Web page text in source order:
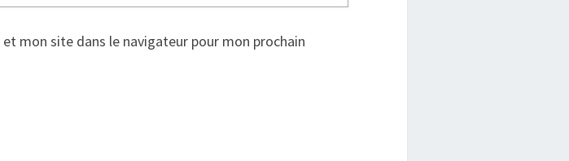
mon site dans le navigateur pour mon prochain